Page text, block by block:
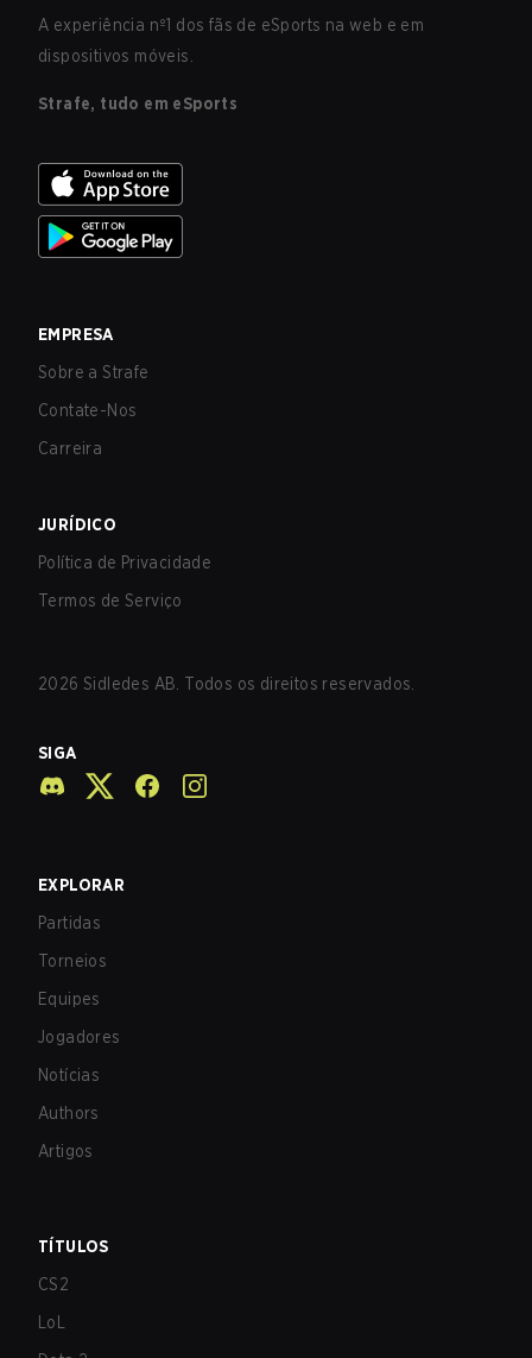
A experiência nº1 dos fãs de eSports na web e em
dispositivos móveis.
Strafe, tudo em eSports
EMPRESA
Sobre a Strafe
Contate-Nos
Carreira
JURÍDICO
Política de Privacidade
Termos de Serviço
2026 Sidledes AB. Todos os direitos reservados.
SIGA
EXPLORAR
Partidas
Torneios
Equipes
Jogadores
Notícias
Authors
Artigos
TÍTULOS
CS2
LoL